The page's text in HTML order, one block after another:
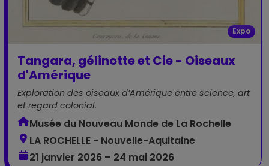
Expo
Tangara, gélinotte et Cie - Oiseaux
d'Amérique
Exploration des oiseaux d’Amérique entre science, art
et regard colonial.
Musée du Nouveau Monde de La Rochelle
LA ROCHELLE - Nouvelle-Aquitaine
21 janvier 2026 – 24 mai 2026